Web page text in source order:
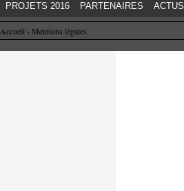
PROJETS 2016 PARTENAIRES ACTUS
Accueil › Mentions légales